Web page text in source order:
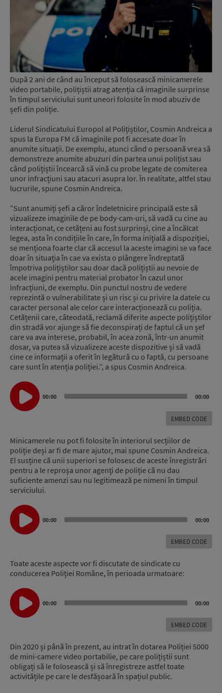
După 2 ani de când au început să folosească minicamerele
video portabile, polițiștii atrag atenția că imaginile surprinse
în timpul serviciului sunt uneori folosite în mod abuziv de
șefi din poliție.
Liderul Sindicatului Europol al Polițiștilor, Cosmin Andreica a
spus la Europa FM că imaginile pot fi accesate doar în
anumite situații. De exemplu, atunci când o persoană vrea să
demonstreze anumite abuzuri din partea unui polițist sau
când polițiștii încearcă să vină cu probe legate de comiterea
unor infracțiuni sau atacuri asupra lor. În realitate, altfel stau
lucrurile, spune Cosmin Andreica.
”Sunt anumiți șefi a căror îndeletnicire principală este să
vizualizeze imaginile de pe body-cam-uri, să vadă cu cine au
interacționat, ce cetățeni au fost surprinși, cine a încălcat
legea, asta în condițiile în care, în forma inițială a dispoziției,
se menționa foarte clar că accesul la aceste imagini se va face
doar în situația în cae va exista o plângere îndreptată
împotriva polițiștilor sau doar dacă polițiștii au nevoie de
acele imagini pentru material probator în cazul unor
infracțiuni, de exemplu. Din punctul nostru de vedere
reprezintă o vulnerabilitate și un risc și cu privire la datele cu
caracter personal ale celor care interacționează cu poliția.
Cetățenii care, câteodată, reclamă diferite aspecte polițiștilor
din stradă vor ajunge să fie deconspirați de faptul că un șef
care va ava interese, probabil, în acea zonă, într-un anumit
dosar, va putea să vizualizeze aceste dispozitive și să vadă
cine ce informații a oferit în legătură cu o faptă, cu persoane
care sunt în atenția poliției.”, a spus Cosmin Andreica.
Audio
Player
00:00 00:00
EMBED CODE
Minicamerele nu pot fi folosite în interiorul secțiilor de
poliție deși ar fi de mare ajutor, mai spune Cosmin Andreica.
El susține că unii superiori se folosesc de aceste înregistrări
pentru a le reproșa unor agenți de poliție că nu dau
suficiente amenzi sau nu legitimează pe nimeni în timpul
serviciului.
Audio
Player
00:00 00:00
EMBED CODE
Toate aceste aspecte vor fi discutate de sindicate cu
conducerea Poliției Române, în perioada urmatoare:
Audio
Player
00:00 00:00
EMBED CODE
Din 2020 și până în prezent, au intrat în dotarea Poliției 5000
de mini-camere video portabilie, pe care polițiștii sunt
obligați să le folosească și să înregistreze astfel toate
activitățile pe care le desfășoară în spațiul public.